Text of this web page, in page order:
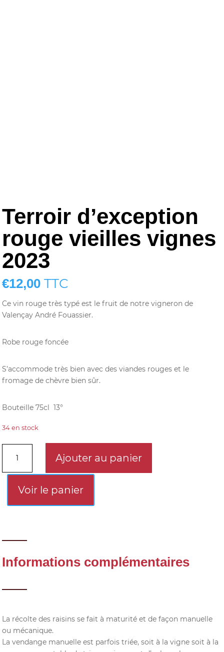
Terroir d’exception
rouge vieilles vignes
2023
€12,00 TTC
Ce vin rouge très typé est le fruit de notre vigneron de
Valençay André Fouassier.
Robe rouge foncée
S’accommode très bien avec des viandes rouges et le
fromage de chèvre bien sûr.
Bouteille 75cl 13°
34 en stock
Terroir
rouge
vieilles
Ajouter au panier
Voir le panier
Informations complémentaires
La récolte des raisins se fait à maturité et de façon manuelle
ou mécanique.
La vendange manuelle est parfois triée, soit à la vigne soit à la